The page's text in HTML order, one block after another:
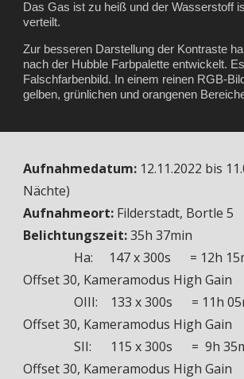
Das Gas ist zu heiß und der Wasserstoff
verteilt.
Zur besseren Darstellung der Kontraste
nach der Hubble Farbpalette entwickelt.
Falschfarbenbild. In einem reinen RGB-
gelben, grünlichen und orangenen
Aufnahmedatum: 12.1 1.2022 bis
Nächte)
Aufnahmeort: Filderstadt, Bortle 5
Belichtungszeit:35h 37min
Ha: 147 x 300s = 12h
Offset 30, Kameramodus High Gain
OIII: 133 x 300s = 11h
Offset 30, Kameramodus High Gain
SII: 115 x 300s = 9h
Offset 30, Kameramodus High Gain